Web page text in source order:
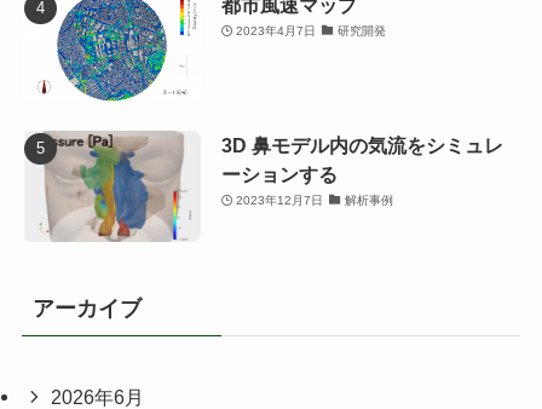
都市風速マップ
2023年4月7日 研究開発
3D 鼻モデル内の気流をシミュレ
ーションする
2023年12月7日 解析事例
アーカイブ
2026年6月